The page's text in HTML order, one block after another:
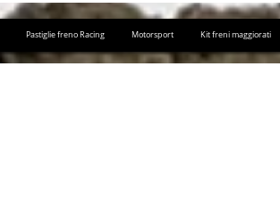
Pastiglie freno Racing Motorsport Kit freni maggiorati